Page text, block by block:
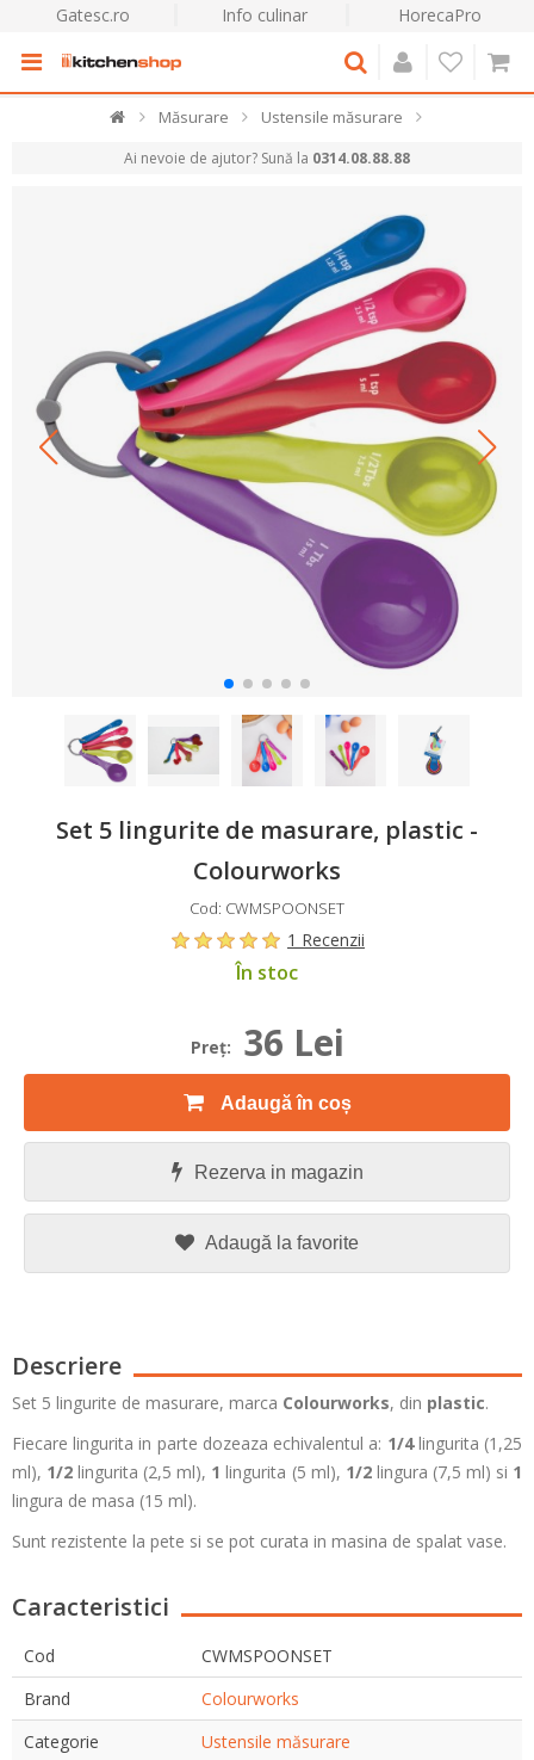
Gatesc.ro Info culinar HorecaPro
Măsurare Ustensile măsurare
Ai nevoie de ajutor? Sună la 0314.08.88.88
Set 5 lingurite de masurare, plastic -
Colourworks
Cod: CWMSPOONSET
1 Recenzii
În stoc
Preţ: 36 Lei
Adaugă în coș
Rezerva in magazin
Adaugă la favorite
Descriere
Set 5 lingurite de masurare, marca Colourworks, din plastic.
Fiecare lingurita in parte dozeaza echivalentul a: 1/4lingurita (1,25
ml), 1/2 lingurita (2,5 ml), 1 lingurita (5 ml), 1/2lingura (7,5 ml) si 1
lingura de masa (15 ml).
Sunt rezistente la pete si se pot curata in masina de spalat vase.
Caracteristici
Cod
CWMSPOONSET
Brand
Colourworks
Categorie
Ustensile măsurare